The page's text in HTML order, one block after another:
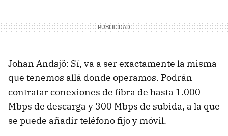
Johan Andsjö: Sí, va a ser exactamente la misma
que tenemos allá donde operamos. Podrán
contratar conexiones de fibra de hasta 1.000
Mbps de descarga y 300 Mbps de subida, a la que
se puede añadir teléfono fijo y móvil.